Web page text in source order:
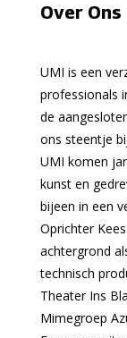
Over Ons
UMI is een
professionals
de
ons steentje
UMI komen
kunst en
bijeen in een
Oprichter
achtergrond
technisch
Theater Ins
Mimegroep